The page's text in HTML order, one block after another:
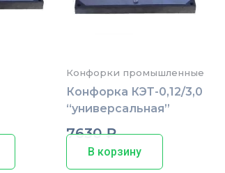
Конфорки промышленные
Конфорка КЭТ-0,12/3,0
“универсальная”
7630₽
В корзину